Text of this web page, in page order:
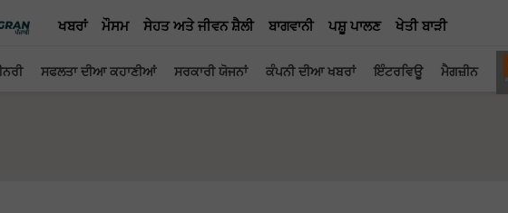
ਖਬਰਾਂ ਮੌਸਮ ਸੇਹਤ ਅਤੇ ਜੀਵਨ ਸ਼ੈਲੀ ਬਾਗਵਾਨੀ ਪਸ਼ੂ ਪਾਲਣ ਖੇਤੀ ਬਾੜੀ
ਸਫਲਤਾ ਦੀਆ ਕਹਾਣੀਆਂ ਸਰਕਾਰੀ ਯੋਜਨਾਂ ਕੰਪਨੀ ਦੀਆ ਖਬਰਾਂ ਇੰਟਰਵਿਊ ਮੈਗਜ਼ੀਨ